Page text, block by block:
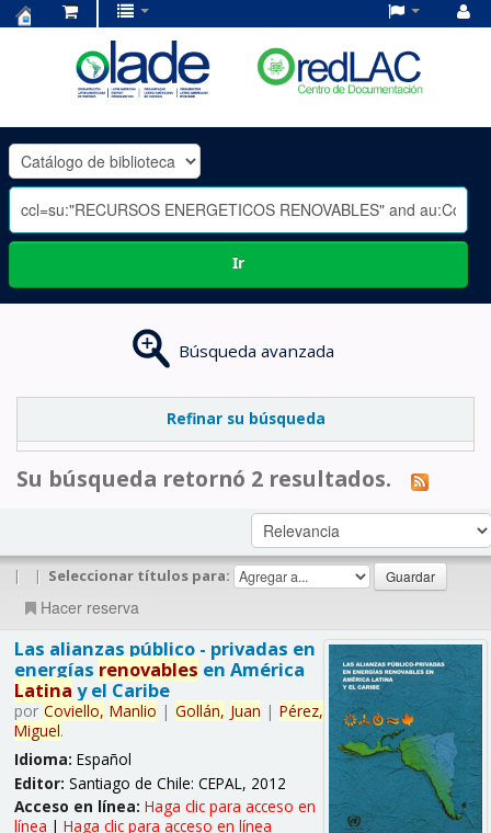
OLADE
-
Ir
Búsqueda avanzada
Refinar su búsqueda
Su búsqueda retornó 2 resultados.
| | Seleccionar títulos para:
Hacer reserva
Las alianzas público - privadas en
energías renovables en América
Latina y el Caribe
por Coviello, Manlio | Gollán, Juan | Pérez,
Miguel.
Idioma: Español
Editor: Santiago de Chile: CEPAL, 2012
Acceso en línea: Haga clic para acceso en
línea | Haga clic para acceso en línea